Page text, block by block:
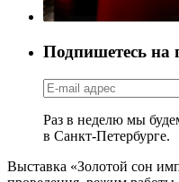
Подпишетесь на
Раз в неделю мы
в Санкт-Петербурге.
Выставка «Золотой сон